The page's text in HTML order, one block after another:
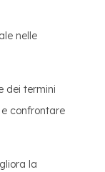
nelle
dei termini
confrontare
la